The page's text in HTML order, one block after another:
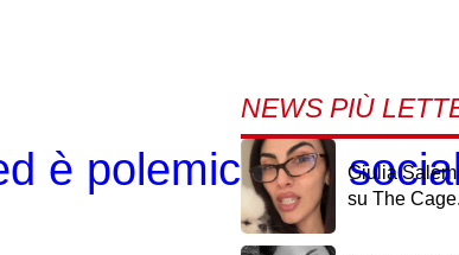
è polemica sui social
NEWS PIÙ
Giulia
su The